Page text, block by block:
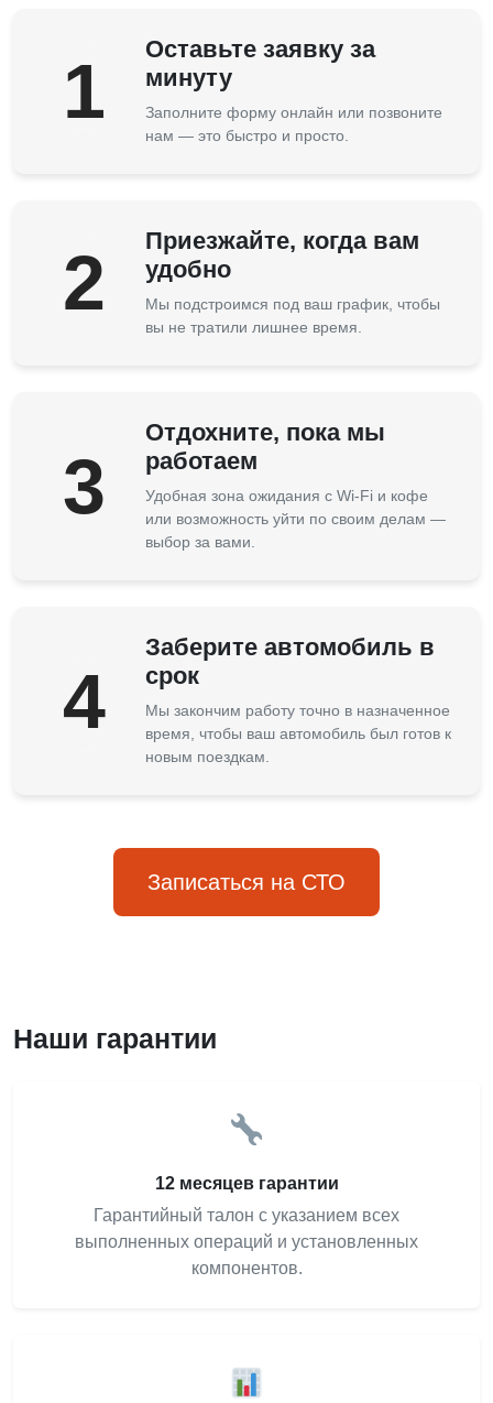
1
Оставьте заявку за
минуту
Заполните форму онлайн или позвоните
нам — это быстро и просто.
2
Приезжайте, когда вам
удобно
Мы подстроимся под ваш график, чтобы
вы не тратили лишнее время.
3
Отдохните, пока мы
работаем
Удобная зона ожидания с Wi-Fi и кофе
или возможность уйти по своим делам —
выбор за вами.
4
Заберите автомобиль в
срок
Мы закончим работу точно в назначенное
время, чтобы ваш автомобиль был готов к
новым поездкам.
Записаться на СТО
Наши гарантии
12 месяцев гарантии
Гарантийный талон с указанием всех
выполненных операций и установленных
компонентов.